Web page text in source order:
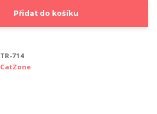
Přidat do košíku
TR-714
CatZone